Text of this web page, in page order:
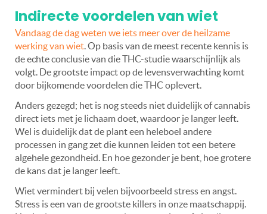
Indirecte voordelen van wiet
Vandaag de dag weten we iets meer over de heilzame
werking van wiet. Op basis van de meest recente kennis is
de echte conclusie van die THC-studie waarschijnlijk als
volgt. De grootste impact op de levensverwachting komt
door bijkomende voordelen die THC oplevert.
Anders gezegd; het is nog steeds niet duidelijk of cannabis
direct iets met je lichaam doet, waardoor je langer leeft.
Wel is duidelijk dat de plant een heleboel andere
processen in gang zet die kunnen leiden tot een betere
algehele gezondheid. En hoe gezonder je bent, hoe grotere
de kans dat je langer leeft.
Wiet vermindert bij velen bijvoorbeeld stress en angst.
Stress is een van de grootste killers in onze maatschappij.